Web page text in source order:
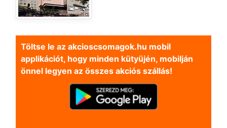
Töltse le az akcioscsomagok.hu mobil
applikációt, hogy minden kütyüjén, mobilján
önnel legyen az összes akciós szállás!